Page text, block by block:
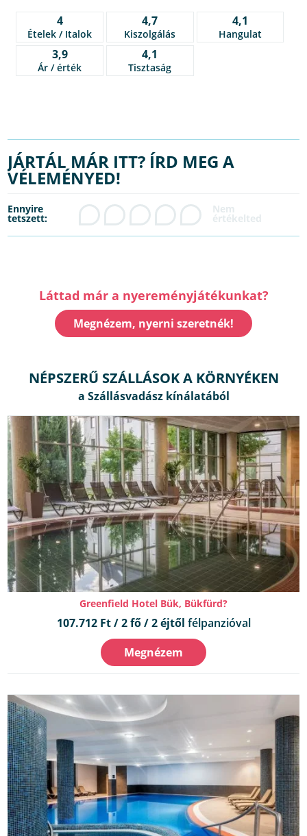
4
Ételek / Italok
4,7
Kiszolgálás
4,1
Hangulat
3,9
Ár / érték
4,1
Tisztaság
JÁRTÁL MÁR ITT? ÍRD MEG A
VÉLEMÉNYED!
Ennyire
tetszett:
Láttad már a nyereményjátékunkat?
Megnézem, nyerni szeretnék!
NÉPSZERŰ SZÁLLÁSOK A KÖRNYÉKEN
Greenfield Hotel Bük, Bükfürd?
107.712 Ft / 2 fő / 2 éjtől félpanzióval
Megnézem